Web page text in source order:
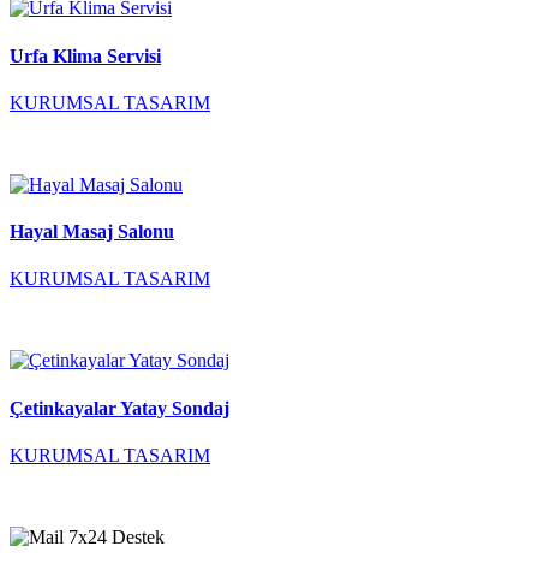
Urfa Klima Servisi
KURUMSAL TASARIM
Hayal Masaj Salonu
KURUMSAL TASARIM
Çetinkayalar Yatay Sondaj
KURUMSAL TASARIM